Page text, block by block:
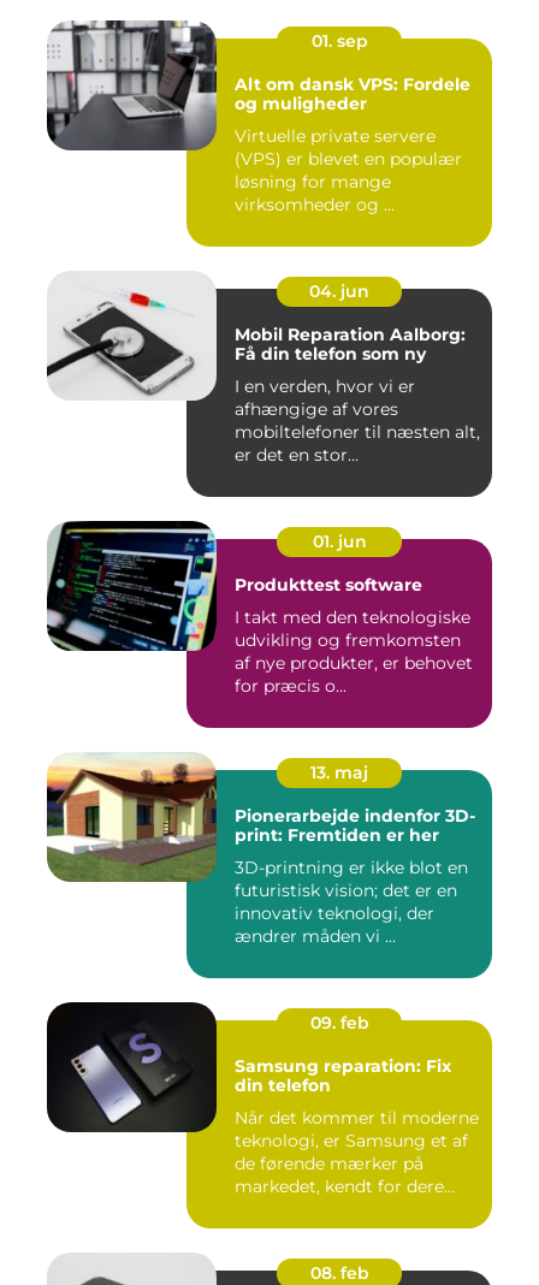
01. sep
Alt om dansk VPS: Fordele
og muligheder
Virtuelle private servere
(VPS) er blevet en populær
løsning for mange
virksomheder og ...
04. jun
Mobil Reparation Aalborg:
Få din telefon som ny
I en verden, hvor vi er
afhængige af vores
mobiltelefoner til næsten alt,
er det en stor...
01. jun
Produkttest software
I takt med den teknologiske
udvikling og fremkomsten
af nye produkter, er behovet
for præcis o...
13. maj
Pionerarbejde indenfor 3D-
print: Fremtiden er her
3D-printning er ikke blot en
futuristisk vision; det er en
innovativ teknologi, der
ændrer måden vi ...
09. feb
Samsung reparation: Fix
din telefon
Når det kommer til moderne
teknologi, er Samsung et af
de førende mærker på
markedet, kendt for dere...
08. feb